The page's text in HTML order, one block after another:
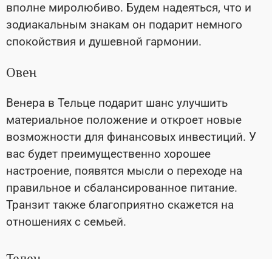
вполне миролюбиво. Будем надеяться, что и
зодиакальным знакам он подарит немного
спокойствия и душевной гармонии.
Овен
Венера в Тельце подарит шанс улучшить
материальное положение и откроет новые
возможности для финансовых инвестиций. У
вас будет преимущественно хорошее
настроение, появятся мысли о переходе на
правильное и сбалансированное питание.
Транзит также благоприятно скажется на
отношениях с семьей.